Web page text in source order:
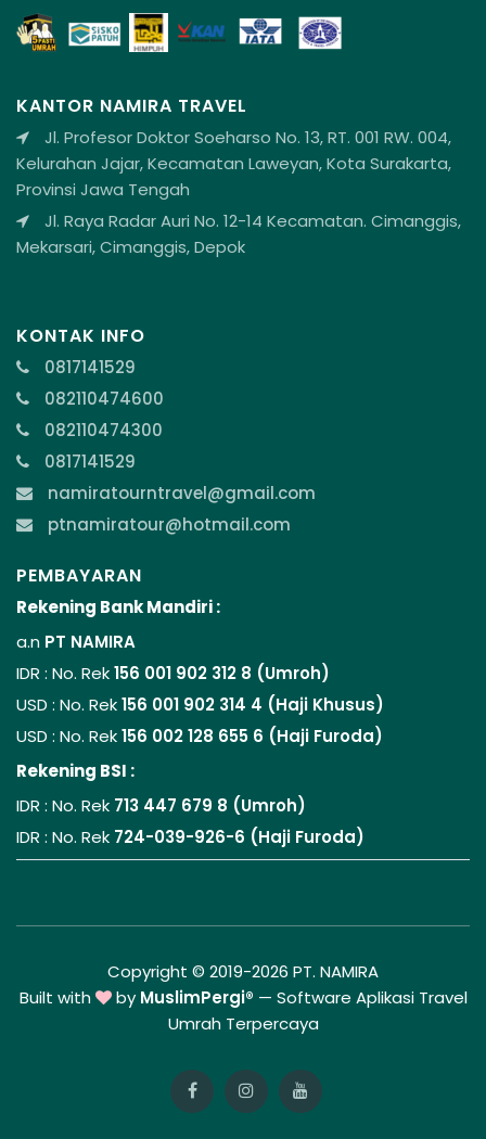
KANTOR NAMIRA TRAVEL
Jl. Profesor Doktor Soeharso No. 13, RT. 001 RW. 004,
Kelurahan Jajar, Kecamatan Laweyan, Kota Surakarta,
Provinsi Jawa Tengah
Jl. Raya Radar Auri No. 12-14 Kecamatan. Cimanggis,
Mekarsari, Cimanggis, Depok
KONTAK INFO
0817141529
082110474600
082110474300
0817141529
namiratourntravel@gmail.com
ptnamiratour@hotmail.com
PEMBAYARAN
Rekening Bank Mandiri :
a.n PT NAMIRA
IDR : No. Rek156 001 902 312 8 (Umroh)
USD : No. Rek156 001 902 314 4 (Haji Khusus)
USD : No. Rek156 002 128 655 6 (Haji Furoda)
Rekening BSI :
IDR : No. Rek 713 447 679 8 (Umroh)
IDR : No. Rek 724-039-926-6 (Haji Furoda)
Copyright © 2019-2026 PT. NAMIRA
Built with
by MuslimPergi® — Software Aplikasi Travel
Umrah Terpercaya